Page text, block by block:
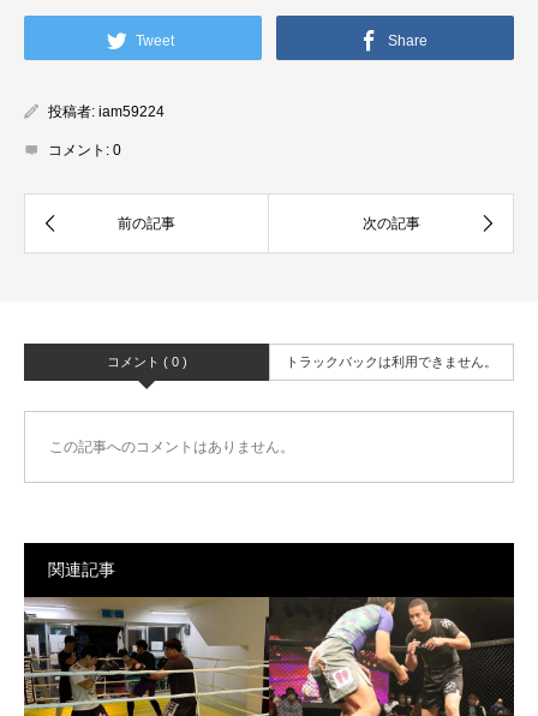
Tweet Share
投稿者: iam59224
コメント: 0
コメント ( 0 ) トラックバックは利用できません。
この記事へのコメントはありません。
関連記事